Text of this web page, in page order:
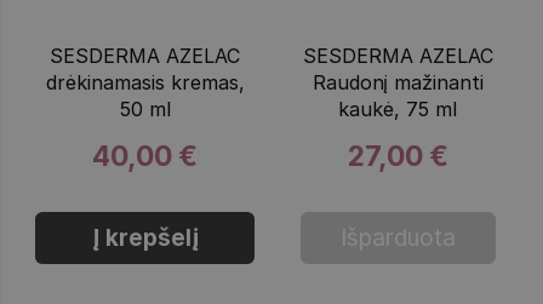
SESDERMA AZELAC
drėkinamasis kremas,
50 ml
40,00 €
Į krepšelį
SESDERMA AZELAC
Raudonį mažinanti
kaukė, 75 ml
27,00 €
Išparduota